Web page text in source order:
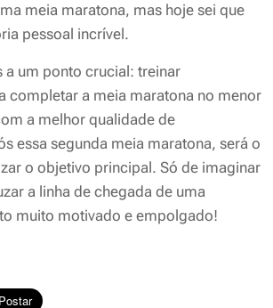
meia maratona, mas hoje sei que
pessoal incrível.
a um ponto crucial: treinar
completar a meia maratona no menor
a melhor qualidade de
essa segunda meia maratona, será o
o objetivo principal. Só de imaginar
a linha de chegada de uma
muito motivado e empolgado!